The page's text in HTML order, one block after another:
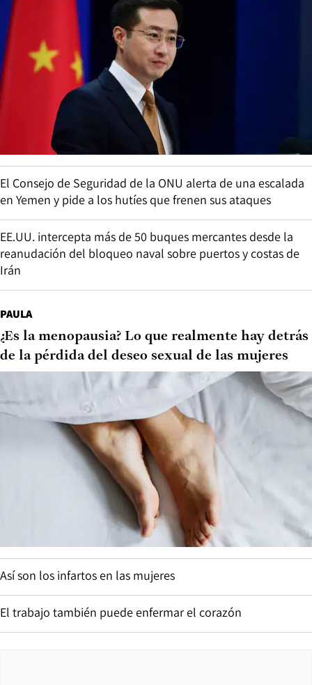
El Consejo de Seguridad de la ONU alerta de una escalada
en Yemen y pide a los hutíes que frenen sus ataques
EE.UU. intercepta más de 50 buques mercantes desde la
reanudación del bloqueo naval sobre puertos y costas de
Irán
PAULA
¿Es la menopausia? Lo que realmente hay detrás
de la pérdida del deseo sexual de las mujeres
Así son los infartos en las mujeres
El trabajo también puede enfermar el corazón